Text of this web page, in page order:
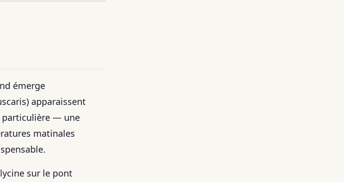
émerge
apparaissent
particulière — une
matinales
sur le pont